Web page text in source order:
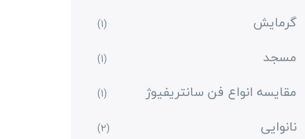
گرمایش (1)
مسجد (1)
مقایسه انواع فن سانتریفیوژ (1)
نانوایی (2)